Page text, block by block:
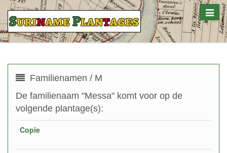
Toggle
Familienamen / M
De familienaam "Messa" komt voor op de
volgende plantage(s):
Copie